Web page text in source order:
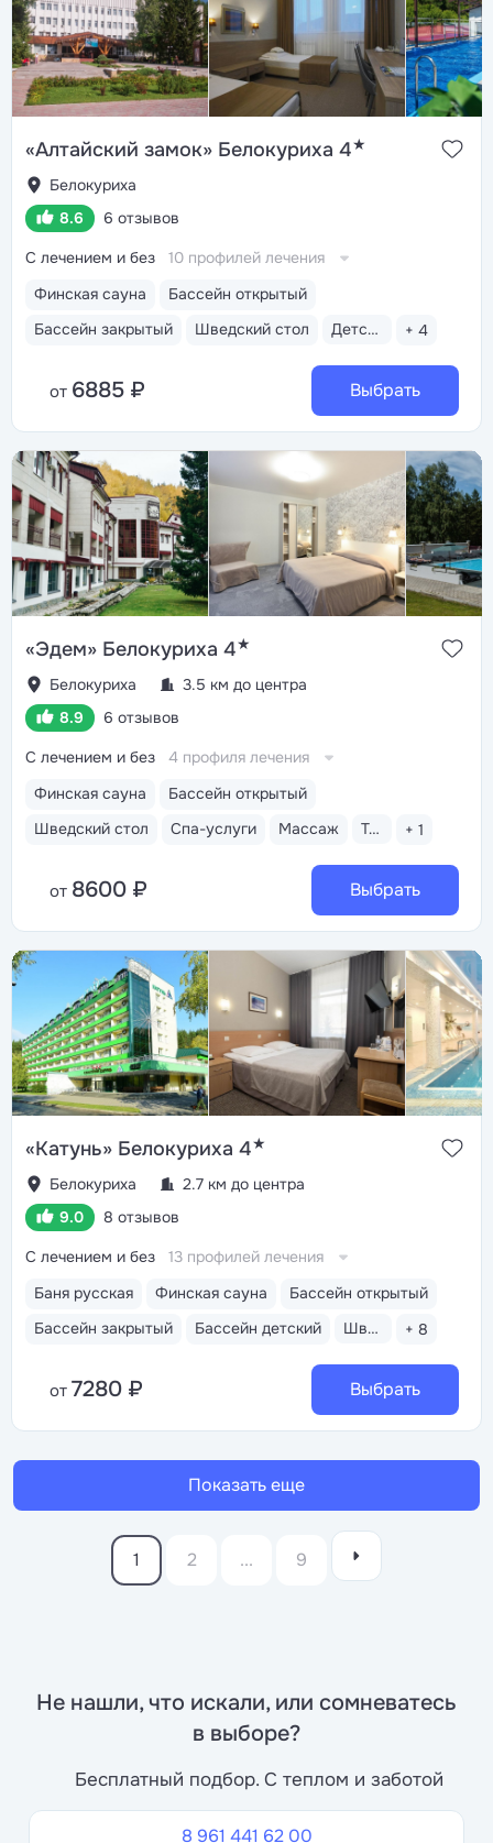
«Алтайский замок» Белокуриха 4★
Белокуриха
8.6
6 отзывов
Финская сауна
Бассейн открытый
Бассейн закрытый
Шведский стол Детская анимация + 4
С лечением и без 10 профилей лечения
от 6885 ₽ Выбрать
«Эдем» Белокуриха 4★
Белокуриха
3.5 км до центра
8.9
6 отзывов
Финская сауна
Бассейн открытый
Шведский стол
Спа-услуги Массаж Тренажерный зал + 1
С лечением и без 4 профиля лечения
от 8600 ₽ Выбрать
«Катунь» Белокуриха 4★
Белокуриха
2.7 км до центра
9.0
8 отзывов
Баня русская Финская сауна
Бассейн открытый
Бассейн закрытый
Бассейн детский Шведский стол + 8
С лечением и без 13 профилей лечения
от 7280 ₽ Выбрать
Показать еще
1 2 ... 9
Не нашли, что искали, или сомневатесь
в выборе?
Бесплатный подбор. С теплом и заботой
8 961 441 62 00